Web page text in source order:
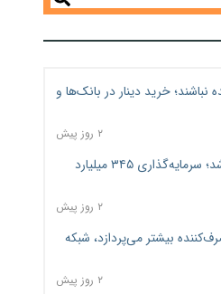
نباشند؛ خرید دینار در بانک‌ها و
۲ روز پیش
جنگ کریدورها وارد فاز جدید شد؛ سرمایه‌گذاری ۳۴۵ میلیارد
۲ روز پیش
بیشتر می‌پردازد، شبکه
۲ روز پیش